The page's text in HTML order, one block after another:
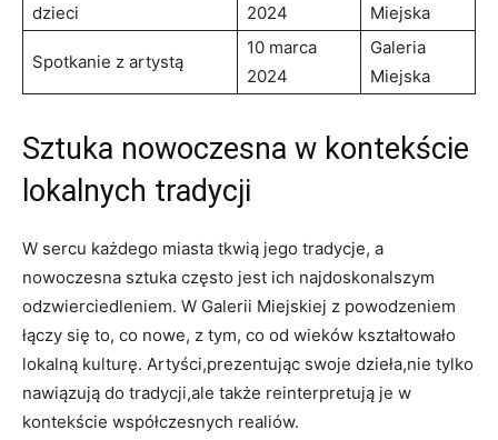
dzieci
2024
Miejska
Spotkanie z artystą
10 marca
2024
Galeria
Miejska
Sztuka nowoczesna w kontekście
lokalnych tradycji
W sercu każdego miasta tkwią jego tradycje, a
nowoczesna ‍sztuka często jest ⁢ich ‍najdoskonalszym
odzwierciedleniem. W Galerii Miejskiej⁣ z powodzeniem
łączy się to, co nowe, z⁤ tym, co od wieków kształtowało⁤
lokalną kulturę. Artyści,prezentując swoje dzieła,nie tylko
nawiązują do tradycji,ale także reinterpretują je w⁤
kontekście współczesnych realiów.